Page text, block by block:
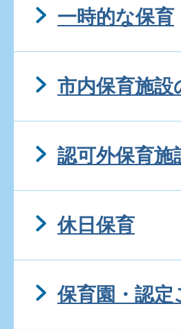
一時的な保育
市内保育施設
認可外保育施
休日保育
保育園・認定